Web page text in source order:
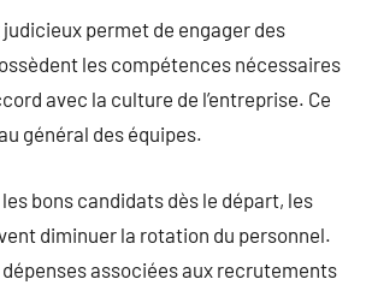
permet de engager des
les compétences nécessaires
avec la culture de l’entreprise. Ce
général des équipes.
bons candidats dès le départ, les
diminuer la rotation du personnel.
dépenses associées aux recrutements